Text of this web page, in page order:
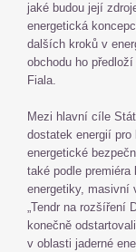
jaké budou její
energetická
dalších kroků v
obchodu ho
Fiala.
Mezi hlavní cíle
dostatek energií
energetické
také podle
energetiky, masivní
„Tendr na rozšíření
konečně
v oblasti jaderné